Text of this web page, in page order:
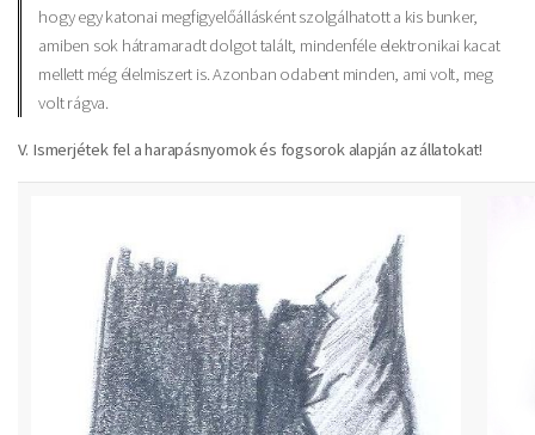
hogy egy katonai megfigyelőállásként szolgálhatott a kis bunker,
amiben sok hátramaradt dolgot talált, mindenféle elektronikai kacat
mellett még élelmiszert is. Azonban odabent minden, ami volt, meg
volt rágva.
V. Ismerjétek fel a harapásnyomok és fogsorok alapján az állatokat!